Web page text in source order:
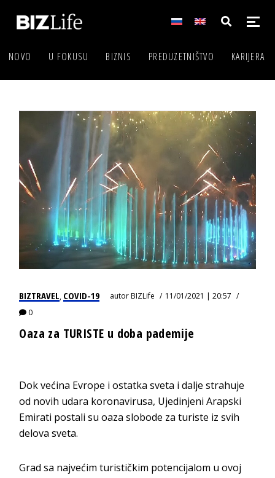
NOVO U FOKUSU BIZNIS PREDUZETNIŠTVO KARIJERA
BIZTRAVEL, COVID-19 autorBIZLife
11/01/2021 | 20:57
0
Oaza za TURISTE u doba pademije
Dok većina Evrope i ostatka sveta i dalje strahuje
od novih udara koronavirusa, Ujedinjeni Arapski
Emirati postali su oaza slobode za turiste iz svih
delova sveta.
Grad sa najvećim turističkim potencijalom u ovoj